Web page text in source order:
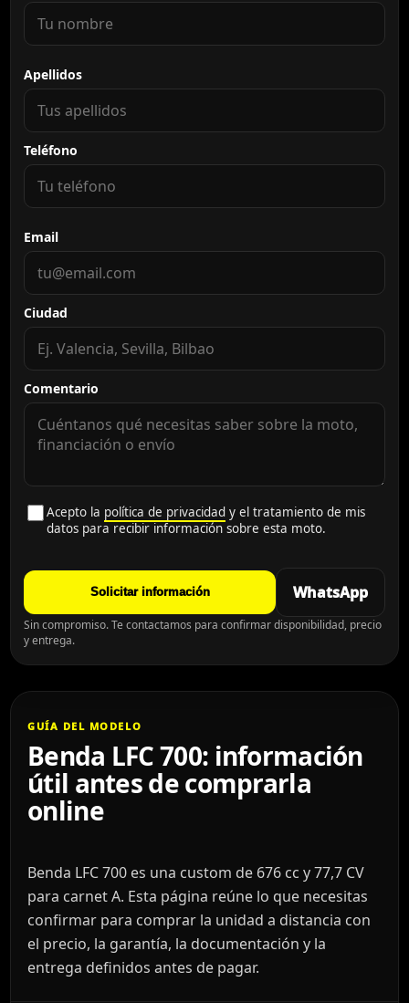
Apellidos
Teléfono
Email
Ciudad
Comentario
Acepto la política de privacidad y el tratamiento de mis
datos para recibir información sobre esta moto.
Solicitar información WhatsApp
Sin compromiso. Te contactamos para confirmar disponibilidad, precio
y entrega.
GUÍA DEL MODELO
Benda LFC 700: información
útil antes de comprarla
online
Benda LFC 700 es una custom de 676 cc y 77,7 CV
para carnet A. Esta página reúne lo que necesitas
confirmar para comprar la unidad a distancia con
el precio, la garantía, la documentación y la
entrega definidos antes de pagar.